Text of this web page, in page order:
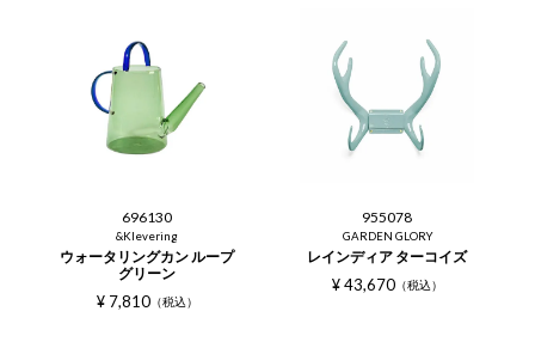
696130
&Klevering
ウォータリングカン ループ
グリーン
¥ 7,810 税込
955078
GARDEN GLORY
レインディア ターコイズ
¥ 43,670 税込